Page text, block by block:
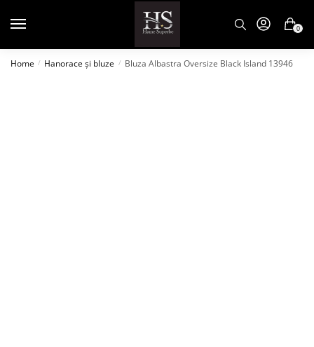
0
Home / Hanorace și bluze / Bluza Albastra Oversize Black Island 13946